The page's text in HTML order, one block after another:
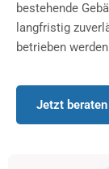
bestehende
langfristig
betrieben
Jetzt